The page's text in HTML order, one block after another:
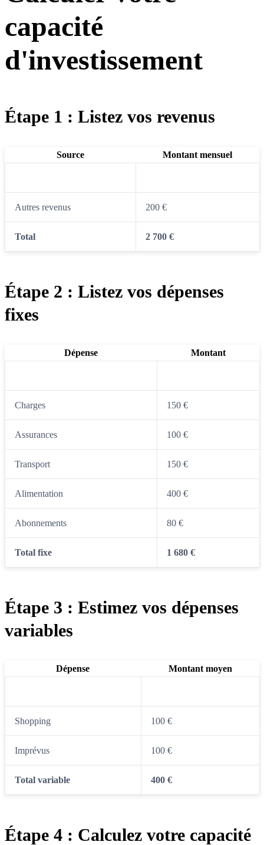
capacité
d'investissement
Étape 1 : Listez vos revenus
Source Montant mensuel
Autres revenus 200 €
Total 2 700 €
Étape 2 : Listez vos dépenses
fixes
Dépense Montant
Charges 150 €
Assurances 100 €
Transport 150 €
Alimentation 400 €
Abonnements 80 €
Total fixe 1 680 €
Étape 3 : Estimez vos dépenses
variables
Dépense Montant moyen
Shopping 100 €
Imprévus 100 €
Total variable 400 €
Étape 4 : Calculez votre capacité